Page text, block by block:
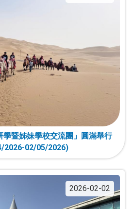
學暨姊妹學校交流團」圓滿舉行
2026-02/05/2026)
2026-02-02